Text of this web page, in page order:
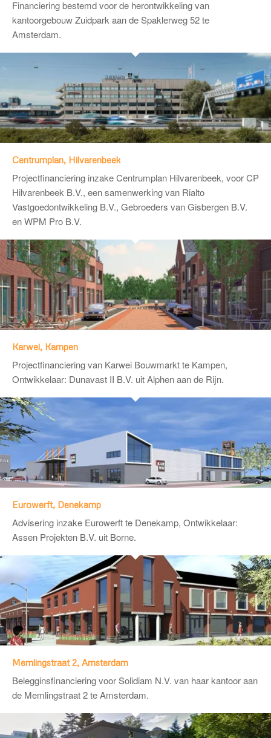
Financiering bestemd voor de herontwikkeling van
kantoorgebouw Zuidpark aan de Spaklerweg 52 te
Amsterdam.
Centrumplan, Hilvarenbeek
Projectfinanciering inzake Centrumplan Hilvarenbeek, voor CP
Hilvarenbeek B.V., een samenwerking van Rialto
Vastgoedontwikkeling B.V., Gebroeders van Gisbergen B.V.
en WPM Pro B.V.
Karwei, Kampen
Projectfinanciering van Karwei Bouwmarkt te Kampen,
Ontwikkelaar: Dunavast II B.V. uit Alphen aan de Rijn.
Eurowerft, Denekamp
Advisering inzake Eurowerft te Denekamp, Ontwikkelaar:
Assen Projekten B.V. uit Borne.
Memlingstraat 2, Amsterdam
Belegginsfinanciering voorSolidiam N.V. van haar kantoor aan
de Memlingstraat 2 te Amsterdam.